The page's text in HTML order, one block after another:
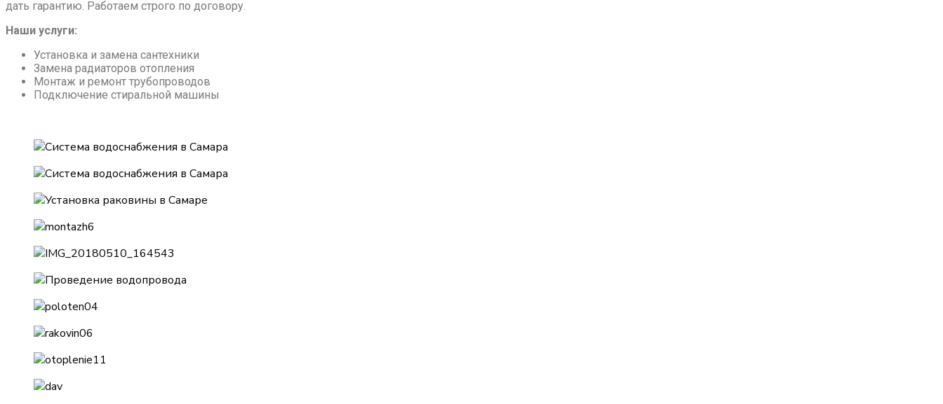
дать гарантию. Работаем строго по договору.
Наши услуги:
Установка и замена сантехники
Замена радиаторов отопления
Монтаж и ремонт трубопроводов
Подключение стиральной машины